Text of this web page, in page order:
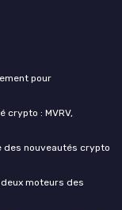
pour
crypto : MVRV,
des nouveautés crypto
moteurs des